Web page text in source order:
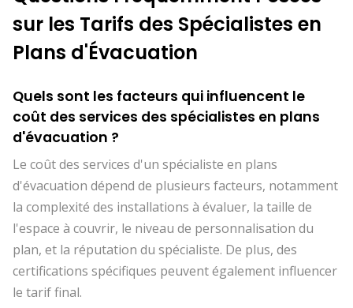
sur les Tarifs des Spécialistes en
Plans d'Évacuation
Quels sont les facteurs qui influencent le
coût des services des spécialistes en plans
d'évacuation ?
Le coût des services d'un spécialiste en plans
d'évacuation dépend de plusieurs facteurs, notamment
la complexité des installations à évaluer, la taille de
l'espace à couvrir, le niveau de personnalisation du
plan, et la réputation du spécialiste. De plus, des
certifications spécifiques peuvent également influencer
le tarif final.